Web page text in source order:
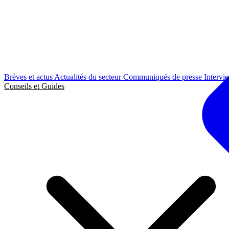
Brèves et actus Actualités du secteurCommuniqués de presse
Conseils et Guides